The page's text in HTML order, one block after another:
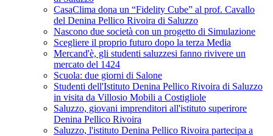
CasaClima dona un “Fidelity Cube” al prof. Cavallo
del Denina Pellico Rivoira di Saluzzo
Nascono due società con un progetto di Simulazione
Scegliere il proprio futuro dopo la terza Media
Mercand'è, gli studenti saluzzesi fanno rivivere un
mercato del 1424
Scuola: due giorni di Salone
Studenti dell'Istituto Denina Pellico Rivoira di Saluzzo
in visita da Villosio Mobili a Costigliole
Saluzzo, giovani imprenditori all'istituto superirore
Denina Pellico Rivoira
Saluzzo, l'istituto Denina Pellico Rivoira partecipa a